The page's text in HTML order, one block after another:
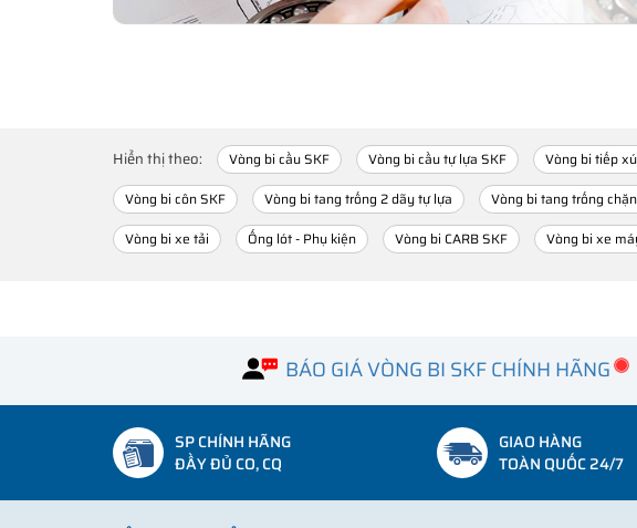
Hiển thị theo: Vòng bi cầu SKF Vòng bi cầu tự lựa SKF Vòng bi tiếp
Vòng bi côn SKF
Vòng bi tang trống 2 dãy tự lựa Vòng bi tang trống
Vòng bi xe tải
Ống lót - Phụ kiện Vòng bi CARB SKF Vòng bi xe
BÁO GIÁ VÒNG BI SKF CHÍNH HÃNG
SP CHÍNH HÃNG
ĐẦY ĐỦ CO, CQ
GIAO HÀNG
TOÀN QUỐC 24/7